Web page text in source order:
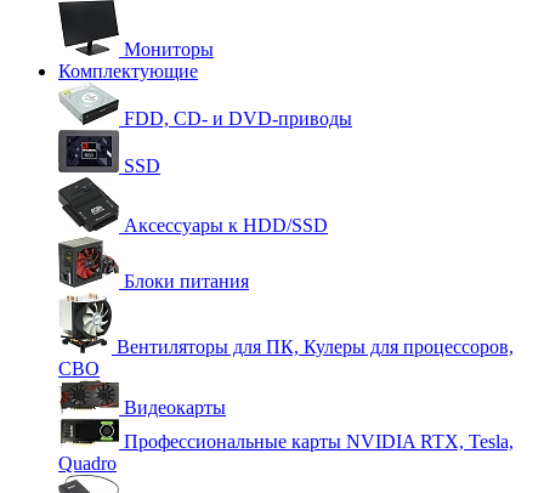
Мониторы
Комплектующие
FDD, CD- и DVD-приводы
SSD
Аксессуары к HDD/SSD
Блоки питания
Вентиляторы для ПК, Кулеры для процессоров,
СВО
Видеокарты
Профессиональные карты NVIDIA RTX, Tesla,
Quadro